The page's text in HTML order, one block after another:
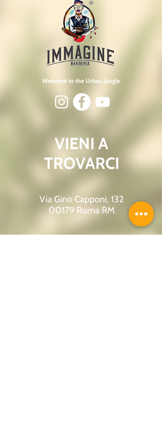
Welcome to the Urban Jungle
VIENI A
TROVARCI
Via Gino Capponi, 132
00179 Roma RM